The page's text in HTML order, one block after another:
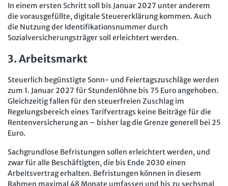
In einem ersten Schritt soll bis Januar 2027 unter anderem
die vorausgefüllte, digitale Steuererklärung kommen. Auch
die Nutzung der Identifikationsnummer durch
Sozialversicherungsträger soll erleichtert werden.
3. Arbeitsmarkt
Steuerlich begünstigte Sonn- und Feiertagszuschläge werden
zum 1. Januar 2027 für Stundenlöhne bis 75 Euro angehoben.
Gleichzeitig fallen für den steuerfreien Zuschlag im
Regelungsbereich eines Tarifvertrags keine Beiträge für die
Rentenversicherung an – bisher lag die Grenze generell bei 25
Euro.
Sachgrundlose Befristungen sollen erleichtert werden, und
zwar für alle Beschäftigten, die bis Ende 2030 einen
Arbeitsvertrag erhalten. Befristungen können in diesem
Rahmen maximal 48 Monate umfassen und bis zu sechsmal